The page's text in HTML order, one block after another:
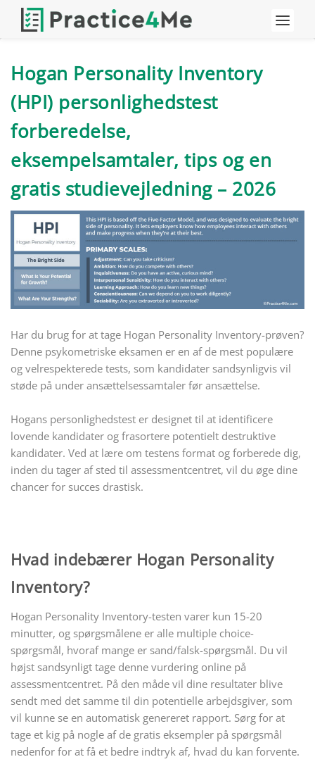
Hogan Personality Inventory
(HPI) personlighedstest
forberedelse,
eksempelsamtaler, tips og en
gratis studievejledning – 2026
Har du brug for at tage Hogan Personality Inventory-prøven?
Denne psykometriske eksamen er en af de mest populære
og velrespekterede tests, som kandidater sandsynligvis vil
støde på under ansættelsessamtaler før ansættelse.
Hogans personlighedstest er designet til at identificere
lovende kandidater og frasortere potentielt destruktive
kandidater. Ved at lære om testens format og forberede dig,
inden du tager af sted til assessmentcentret, vil du øge dine
chancer for succes drastisk.
Hvad indebærer Hogan Personality
Inventory?
Hogan Personality Inventory-testen varer kun 15-20
minutter, og spørgsmålene er alle multiple choice-
spørgsmål, hvoraf mange er sand/falsk-spørgsmål. Du vil
højst sandsynligt tage denne vurdering online på
assessmentcentret. På den måde vil dine resultater blive
sendt med det samme til din potentielle arbejdsgiver, som
vil kunne se en automatisk genereret rapport. Sørg for at
tage et kig på nogle af de gratis eksempler på spørgsmål
nedenfor for at få et bedre indtryk af, hvad du kan forvente.